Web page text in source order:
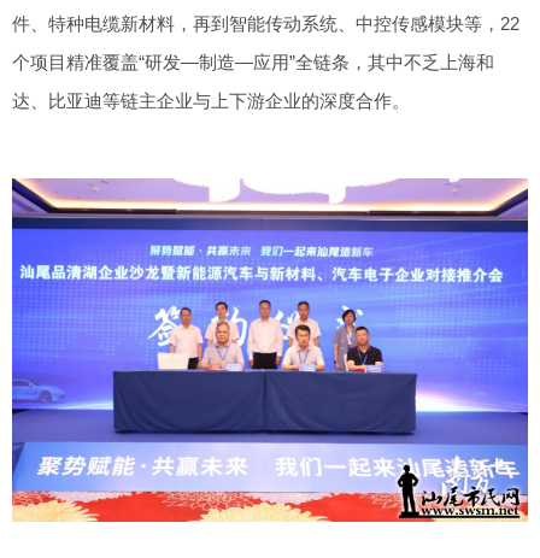
件、特种电缆新材料，再到智能传动系统、中控传感模块等，22
个项目精准覆盖“研发—制造—应用”全链条，其中不乏上海和
达、比亚迪等链主企业与上下游企业的深度合作。